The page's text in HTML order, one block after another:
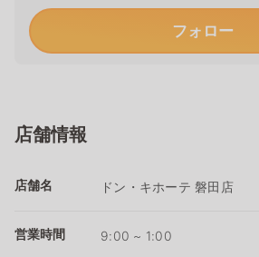
フォロー
店舗情報
店舗名 ドン・キホーテ 磐田店
営業時間 9:00 ~ 1:00